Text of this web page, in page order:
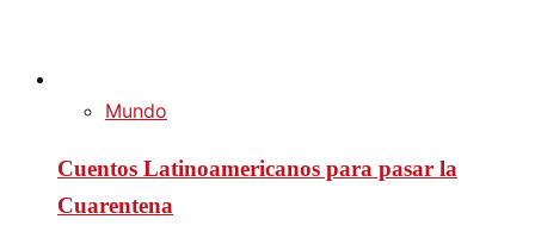
Mundo
Cuentos Latinoamericanos para pasar la
Cuarentena